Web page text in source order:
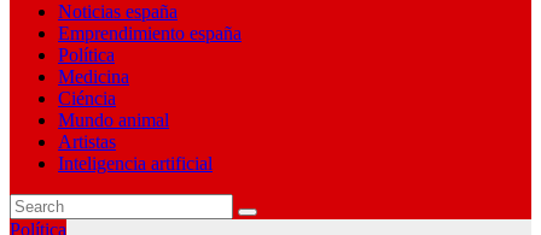
Noticias españa
Emprendimiento españa
Política
Medicina
Ciéncia
Mundo animal
Artistas
Inteligencia artificial
Política